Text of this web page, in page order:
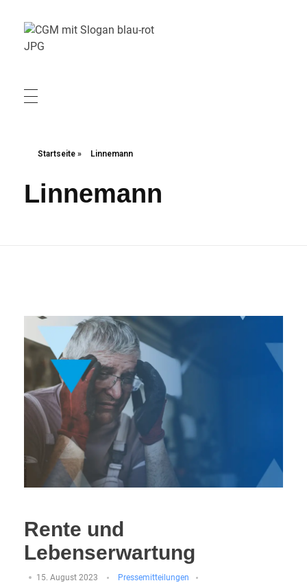
Startseite » Linnemann
Linnemann
Rente und
Lebenserwartung
15. August 2023
Pressemitteilungen